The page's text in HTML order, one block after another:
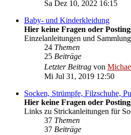
Sa Dez 10, 2022 16:15
Baby- und Kinderkleidung
Hier keine Fragen oder
Einzelanleitungen und
24 Themen
25 Beiträge
Letzter Beitrag von
Mi Jul 31, 2019 12:50
Socken, Strümpfe, Filzschuhe,
Hier keine Fragen oder
Links zu Strickanleitungen für
37 Themen
37 Beiträge